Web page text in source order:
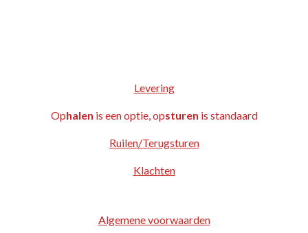
Levering
Ophalen is een optie, opsturen is standaard
Ruilen/Terugsturen
Klachten
Algemene voorwaarden